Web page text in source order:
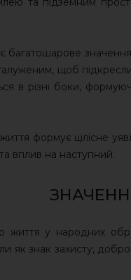
багатошарове
щоб
в різні боки,
формує цілісне
вплив на наступний.
життя у народних
як знак захисту,